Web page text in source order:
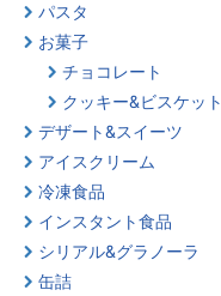
パスタ
お菓子
チョコレート
クッキー&ビスケット
デザート&スイーツ
アイスクリーム
冷凍食品
インスタント食品
シリアル&グラノーラ
缶詰